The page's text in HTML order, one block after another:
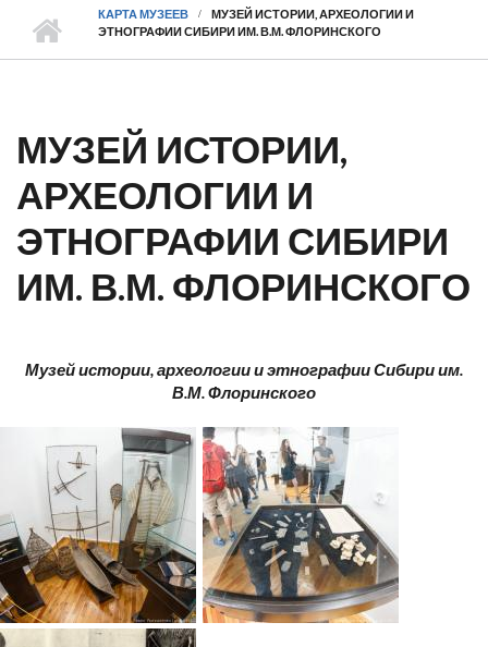
КАРТА МУЗЕЕВ
МУЗЕЙ ИСТОРИИ, АРХЕОЛОГИИ И
ЭТНОГРАФИИ СИБИРИ ИМ. В.М. ФЛОРИНСКОГО
МУЗЕЙ ИСТОРИИ,
АРХЕОЛОГИИ И
ЭТНОГРАФИИ СИБИРИ
ИМ. В.М. ФЛОРИНСКОГО
Музей истории, археологии и этнографии Сибири им.
В.М. Флоринского